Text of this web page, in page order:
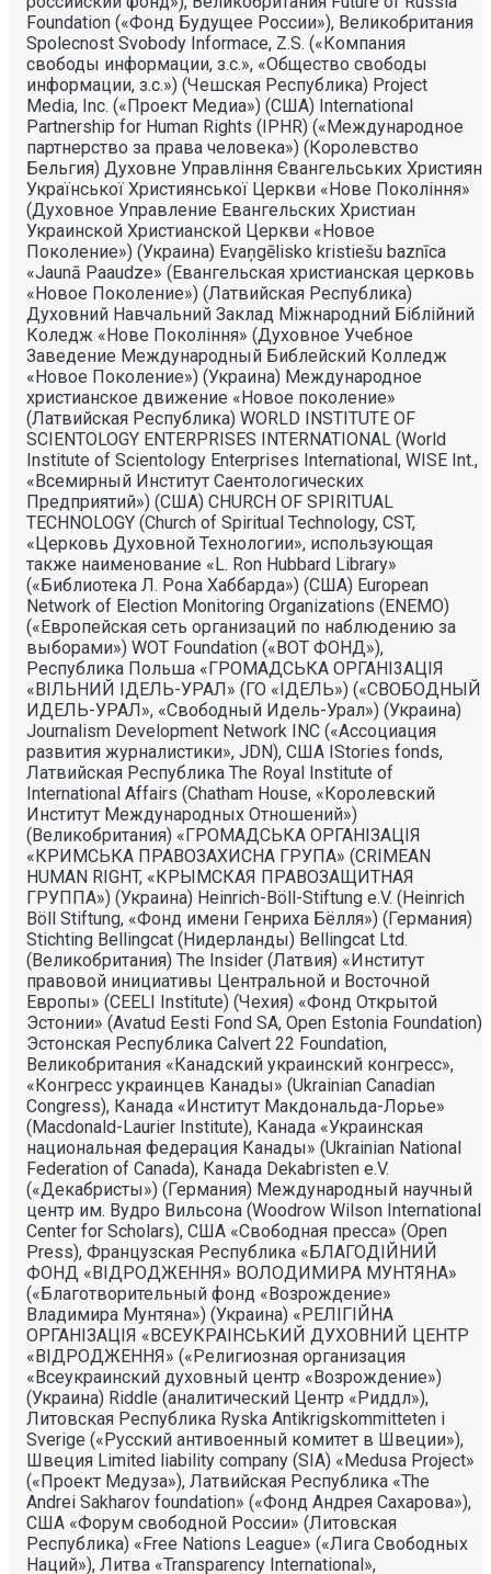
Foundation («Фонд Будущее России»), Великобритания
Spolecnost Svobody Informace, Z.S. («Компания
свободы информации, з.с.», «Общество свободы
информации, з.с.») (Чешская Республика) Project
Media, Inc. («Проект Медиа») (США) International
Partnership for Human Rights (IPHR) («Международное
партнерство за права человека») (Королевство
Бельгия) Духовне Управлiння Євангельських Християн
Української Християнської Церкви «Нове Поколiння»
(Духовное Управление Евангельских Христиан
Украинской Христианской Церкви «Новое
Поколение») (Украина) Evaņgēlisko kristiešu baznīca
«Jaunā Paaudze» (Евангельская христианская церковь
«Новое Поколение») (Латвийская Республика)
Духовний Навчальний Заклад Міжнародний Біблійний
Коледж «Нове Покоління» (Духовное Учебное
Заведение Международный Библейский Колледж
«Новое Поколение») (Украина) Международное
христианское движение «Новое поколение»
(Латвийская Республика) WORLD INSTITUTE OF
SCIENTOLOGY ENTERPRISES INTERNATIONAL (World
Institute of Scientology Enterprises International, WISE Int.,
«Всемирный Институт Саентологических
Предприятий») (США) CHURCH OF SPIRITUAL
TECHNOLOGY (Church of Spiritual Technology, CST,
«Церковь Духовной Технологии», использующая
также наименование «L. Ron Hubbard Library»
(«Библиотека Л. Рона Хаббарда») (США) European
Network of Election Monitoring Organizations (ENEMO)
(«Европейская сеть организаций по наблюдению за
выборами») WOT Foundation («ВОТ ФОНД»),
Республика Польша «ГРОМАДСЬКА ОРГАНI3АЦIЯ
«ВIЛЬНИЙ IДЕЛЬ-УРАЛ» (ГО «IДЕЛЬ») («СВОБОДНЫЙ
ИДЕЛЬ-УРАЛ», «Свободный Идель-Урал») (Украина)
Journalism Development Network INC («Ассоциация
развития журналистики», JDN), США IStories fonds,
Латвийская Республика The Royal Institute of
International Affairs (Chatham House, «Королевский
Институт Международных Отношений»)
(Великобритания) «ГРОМАДСЬКА ОРГАНIЗАЦIЯ
«КРИМСЬКА ПРАВОЗАХИСНА ГРУПА» (CRIMEAN
HUMAN RIGHT, «КРЫМСКАЯ ПРАВОЗАЩИТНАЯ
ГРУППА») (Украина) Heinrich-Böll-Stiftung e.V. (Heinrich
Böll Stiftung, «Фонд имени Генриха Бёлля») (Германия)
Stichting Bellingcat (Нидерланды) Bellingcat Ltd.
(Великобритания) The Insider (Латвия) «Институт
правовой инициативы Центральной и Восточной
Европы» (CEELI Institute) (Чехия) «Фонд Открытой
Эстонии» (Avatud Eesti Fond SA, Open Estonia Foundation)
Эстонская Республика Calvert 22 Foundation,
Великобритания «Канадский украинский конгресс»,
«Конгресс украинцев Канады» (Ukrainian Canadian
Congress), Канада «Институт Макдональда-Лорье»
(Macdonald-Laurier Institute), Канада «Украинская
национальная федерация Канады» (Ukrainian National
Federation of Canada), Канада Dekabristen e.V.
(«Декабристы») (Германия) Международный научный
центр им. Вудро Вильсона (Woodrow Wilson International
Center for Scholars), США «Свободная пресса» (Open
Press), Французская Республика «БЛАГОДIЙНИЙ
ФОНД «ВIДРОДЖЕННЯ» ВОЛОДИМИРА МУНТЯНА»
(«Благотворительный фонд «Возрождение»
Владимира Мунтяна») (Украина) «РЕЛIГIЙНА
ОРГАНIЗАЦIЯ «ВСЕУКРАIНСЬКИЙ ДУХОВНИЙ ЦЕНТР
«ВIДРОДЖЕННЯ» («Религиозная организация
«Всеукраинский духовный центр «Возрождение»)
(Украина) Riddle (аналитический Центр «Риддл»),
Литовская Республика Ryska Antikrigskommitteten i
Sverige («Русский антивоенный комитет в Швеции»),
Швеция Limited liability company (SIA) «Medusa Project»
(«Проект Медуза»), Латвийская Республика «The
Andrei Sakharov foundation» («Фонд Андрея Сахарова»),
США «Форум свободной России» (Литовская
Республика) «Free Nations League» («Лига Свободных
Наций»), Литва «Transparеncy International»,